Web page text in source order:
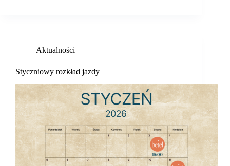
Aktualności
Styczniowy rozkład jazdy